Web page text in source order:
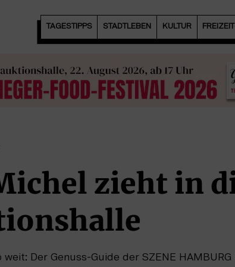
TAGESTIPPS STADTLEBEN KULTUR
zieht in
Der Genuss-Guide der SZENE HAMBURG